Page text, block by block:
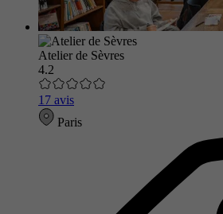
Atelier de Sèvres
4.2
17 avis
Paris